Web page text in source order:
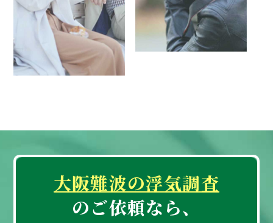
大阪難波の浮気調査
のご依頼なら、